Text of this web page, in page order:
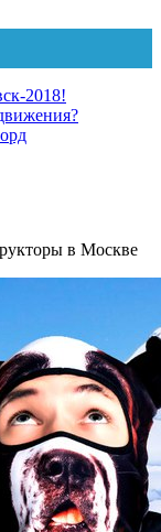
2018!
в Москве